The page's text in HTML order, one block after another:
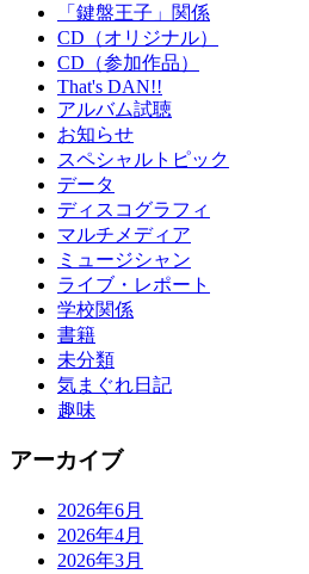
「鍵盤王子」関係
CD（オリジナル）
CD（参加作品）
That's DAN!!
アルバム試聴
お知らせ
スペシャルトピック
データ
ディスコグラフィ
マルチメディア
ミュージシャン
ライブ・レポート
学校関係
書籍
未分類
気まぐれ日記
趣味
アーカイブ
2026年6月
2026年4月
2026年3月